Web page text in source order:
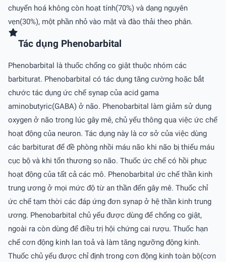
chuyển hoá không còn hoạt tính(70%) và dạng nguyên
vẹn(30%), một phần nhỏ vào mật và đào thải theo phân.
Tác dụng Phenobarbital
Phenobarbital là thuốc chống co giật thuộc nhóm các
barbiturat. Phenobarbital có tác dụng tăng cường hoặc bắt
chước tác dụng ức chế synap của acid gama
aminobutyric(GABA) ở não. Phenobarbital làm giảm sử dụng
oxygen ở não trong lúc gây mê, chủ yếu thông qua việc ức chế
hoạt động của neuron. Tác dụng này là cơ sở của việc dùng
các barbiturat để đề phòng nhồi máu não khi não bị thiếu máu
cục bộ và khi tổn thương sọ não. Thuốc ức chế có hồi phục
hoạt động của tất cả các mô. Phenobarbital ức chế thần kinh
trung ương ở mọi mức độ từ an thần đến gây mê. Thuốc chỉ
ức chế tạm thời các đáp ứng đơn synap ở hệ thần kinh trung
ương. Phenobarbital chủ yếu được dùng để chống co giật,
ngoài ra còn dùng để điều trị hội chứng cai rượu. Thuốc hạn
chế cơn động kinh lan toả và làm tăng ngưỡng động kinh.
Thuốc chủ yếu được chỉ định trong cơn động kinh toàn bộ(cơn